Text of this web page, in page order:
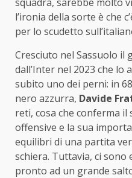
l’ironia della sorte è che
per lo scudetto
Cresciuto nel Sassuolo il
dall’Inter nel 2023 che lo
subito uno dei perni: in
nero azzurra, Davide
reti, cosa che conferma
offensive e la sua
equilibri di una partita
schiera. Tuttavia, ci sono
pronto ad un grande